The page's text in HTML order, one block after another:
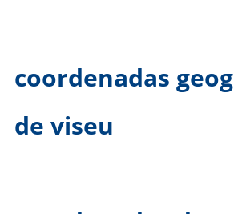
coordenadas
de viseu